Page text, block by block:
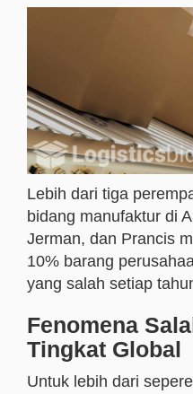
Lebih dari tiga
bidang manufaktur di
Jerman, dan Prancis
10% barang
yang salah setiap
Fenomena
Tingkat Global
Untuk lebih dari